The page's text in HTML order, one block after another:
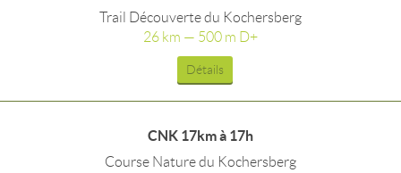
Trail Découverte du Kochersberg
26 km — 500 m D+
Détails
CNK 17km à 17h
Course Nature du Kochersberg